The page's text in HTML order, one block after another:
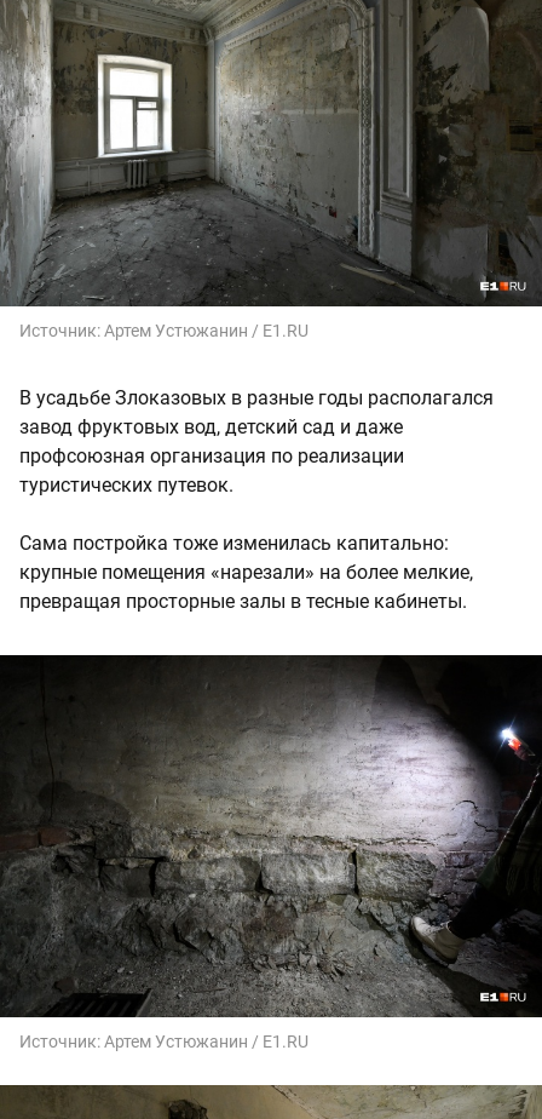
Источник:Артем Устюжанин / E1.RU
В усадьбе Злоказовых в разные годы располагался
завод фруктовых вод, детский сад и даже
профсоюзная организация по реализации
туристических путевок.
Сама постройка тоже изменилась капитально:
крупные помещения «нарезали» на более мелкие,
превращая просторные залы в тесные кабинеты.
Источник:Артем Устюжанин / E1.RU